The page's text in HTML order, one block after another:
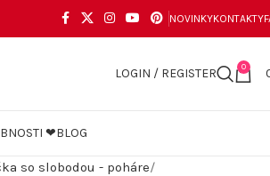
NOVINKYKONTAKTY
LOGIN / REGISTER 0
❤BLOG
so slobodou - poháre